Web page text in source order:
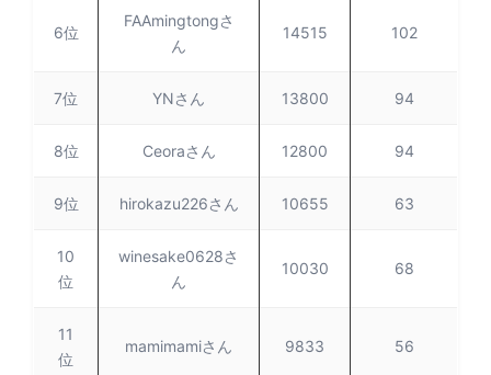
6位
FAAmingtongさ
ん
14515 102
7位 YNさん 13800 94
8位 Ceoraさん 12800 94
9位 hirokazu226さん 10655 63
10
位
winesake0628さ
ん
10030 68
11
位
mamimamiさん 9833 56